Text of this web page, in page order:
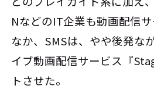
NなどのIT企業も動画配信
なか、SMSは、やや後発な
イブ動画配信サービス『
トさせた。